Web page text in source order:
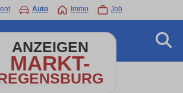
Auto Immo Job
ANZEIGEN
MARKT-